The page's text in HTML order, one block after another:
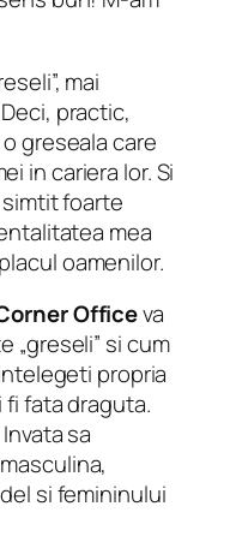
mai
practic,
greseala care
in cariera lor. Si
foarte
mea
oamenilor.
Officeva
„greseli” si cum
propria
fi fata draguta.
sa
si femininului